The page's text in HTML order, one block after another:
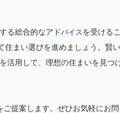
る総合的なアドバイス を受ける
住まい選びを進めましょう。賢い
活用して、理想の住まいを見つ
提案します。ぜひお気軽にお問